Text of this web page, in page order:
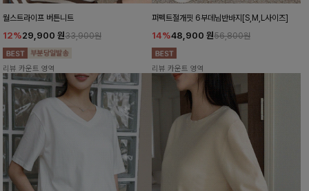
월스트라이프 버튼니트
12%29,900 원33,900원
리뷰 카운트 영역
퍼펙트절개핏 6부데님반바지[S,M,L사이즈]
14%48,900 원56,800원
리뷰 카운트 영역